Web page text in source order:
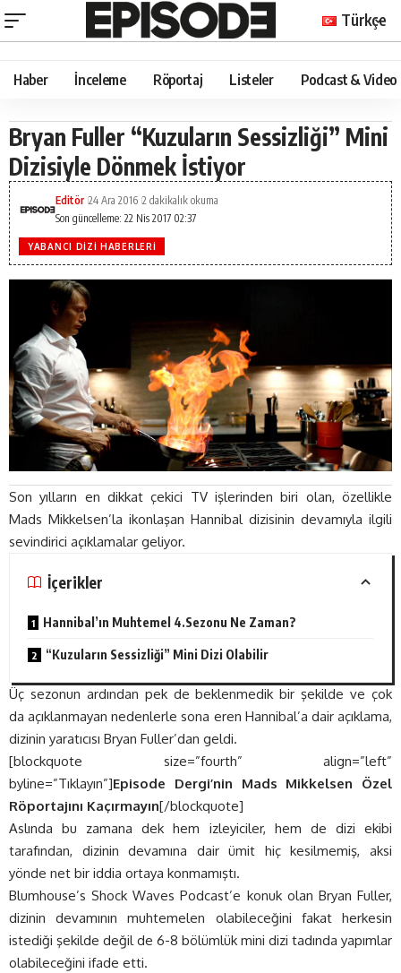
Türkçe
Haber İnceleme Röportaj Listeler Podcast & Video
Bryan Fuller “Kuzuların Sessizliği” Mini
Dizisiyle Dönmek İstiyor
Son güncelleme: 22 Nis 2017 02:37
Editör 24 Ara 2016 2 dakikalık okuma
YABANCI DIZI HABERLERI
Son yılların en dikkat çekici TV işlerinden biri olan, özellikle
Mads Mikkelsen’la ikonlaşan Hannibal dizisinin devamıyla ilgili
sevindirici açıklamalar geliyor.
İçerikler
Hannibal’ın Muhtemel 4.Sezonu Ne Zaman?
“Kuzuların Sessizliği” Mini Dizi Olabilir
Üç sezonun ardından pek de beklenmedik bir şekilde ve çok
da açıklanmayan nedenlerle sona eren Hannibal’a dair açıklama,
dizinin yaratıcısı Bryan Fuller’dan geldi.
[blockquote size=”fourth” align=”left”
byline=”Tıklayın”]Episode Dergi’nin Mads Mikkelsen Özel
Röportajını Kaçırmayın[/blockquote]
Aslında bu zamana dek hem izleyiciler, hem de dizi ekibi
tarafından, dizinin devamına dair ümit hiç kesilmemiş, aksi
yönde net bir iddia ortaya konmamıştı.
Blumhouse’s Shock Waves Podcast’e konuk olan Bryan Fuller,
dizinin devamının muhtemelen olabileceğini fakat herkesin
istediği şekilde değil de 6-8 bölümlük mini dizi tadında yapımlar
olabileceğini ifade etti.